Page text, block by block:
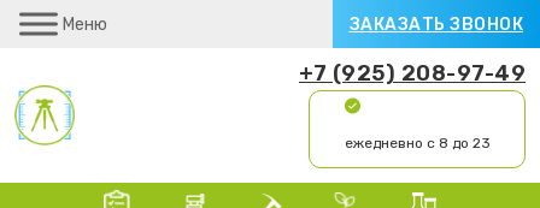
Меню ЗАКАЗАТЬ ЗВОНОК
+7 (925) 208-97-49
ежедневно с 8 до 23